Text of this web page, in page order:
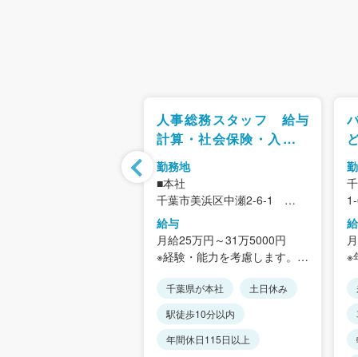
人事総務スタッフ 給与
計算・社会保険・入退社
手続き
勤務地
■本社
千葉市美浜区中瀬2-6-1
WBGマリブウエスト19F
＜アクセス＞
JR京葉線「海浜幕張」駅南口
より徒歩2分
給与
月給25万円～31万5000円
※経験・能力を考慮します。
＜想定年収＞
480万円～600万円
※月額＋賞与＋時間外15時間
分の金額です。
千葉県が本社
土日休み
駅徒歩10分以内
年間休日115日以上
※
※